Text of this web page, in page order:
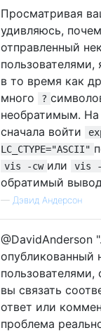
Просматривая
удивляюсь,
отправленный
в то время как
много
?
необратимым.
сначала войти
LC_CTYPE="ASCII"
vis -cw или vis
обратимый
— Дэвид Андерсон
@DavidAnderson
опубликованный
вы связать
ответ или
проблема